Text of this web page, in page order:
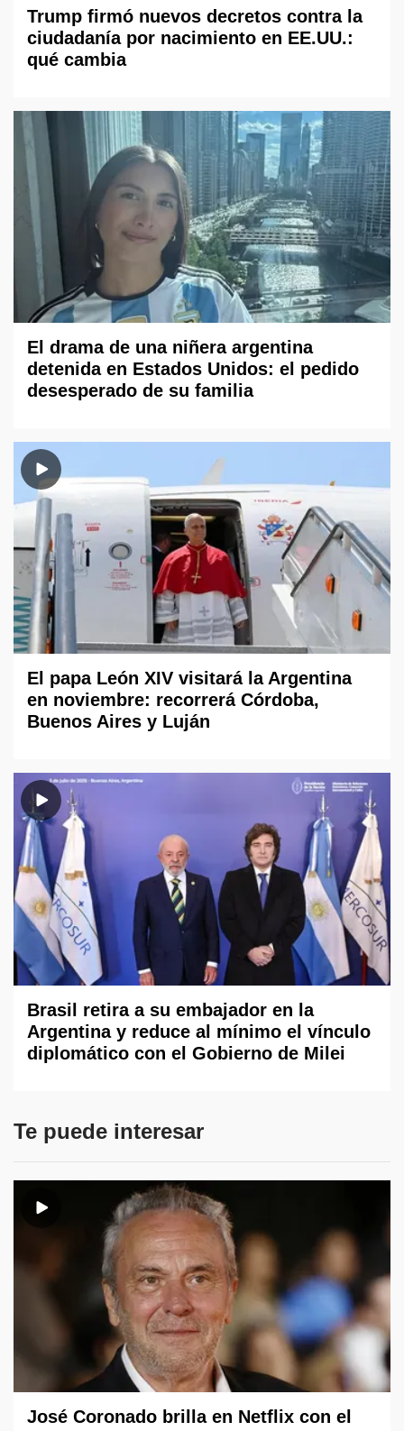
Trump firmó nuevos decretos contra la
ciudadanía por nacimiento en EE.UU.:
qué cambia
El drama de una niñera argentina
detenida en Estados Unidos: el pedido
desesperado de su familia
El papa León XIV visitará la Argentina
en noviembre: recorrerá Córdoba,
Buenos Aires y Luján
Brasil retira a su embajador en la
Argentina y reduce al mínimo el vínculo
diplomático con el Gobierno de Milei
Te puede interesar
José Coronado brilla en Netflix con el